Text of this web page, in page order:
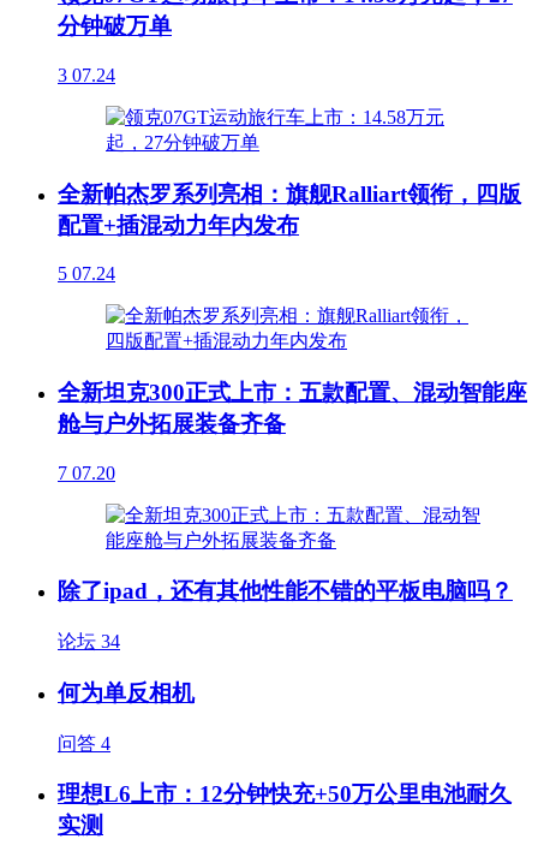
分钟破万单
3 07.24
全新帕杰罗系列亮相：旗舰Ralliart领衔，四版
配置+插混动力年内发布
5 07.24
全新坦克300正式上市：五款配置、混动智能座
舱与户外拓展装备齐备
7 07.20
除了ipad，还有其他性能不错的平板电脑吗？
论坛 34
何为单反相机
问答 4
理想L6上市：12分钟快充+50万公里电池耐久
实测